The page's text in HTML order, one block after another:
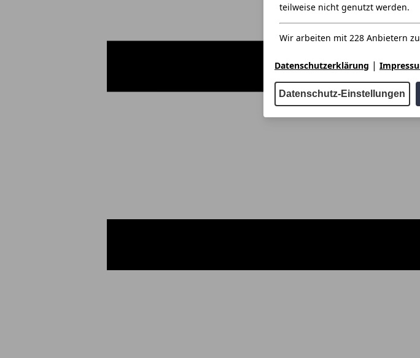
teilweise nicht genutzt werden.
Wir arbeiten mit 228 Anbietern
Datenschutzerklärung |
Datenschutz-Einstellungen